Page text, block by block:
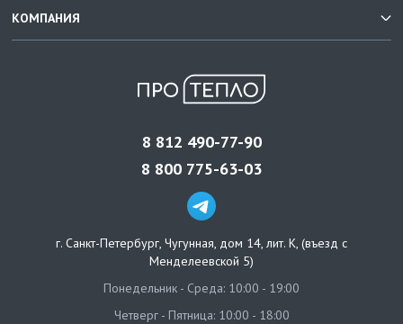
КОМПАНИЯ
8 812 490-77-90
8 800 775-63-03
г. Санкт-Петербург, Чугунная, дом 14, лит. К, (въезд с
Менделеевской 5)
Понедельник - Среда: 10:00 - 19:00
Четверг - Пятница: 10:00 - 18:00